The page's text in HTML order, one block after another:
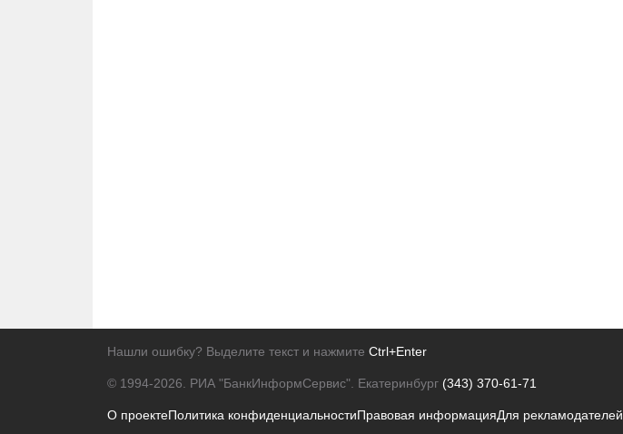
Нашли ошибку? Выделите текст и нажмите Ctrl+Enter
© 1994-2026. РИА "БанкИнформСервис". Екатеринбург (343) 370-61-71
О проектеПолитика конфиденциальностиПравовая информацияДля рекламодателей